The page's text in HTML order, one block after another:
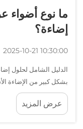
ما نوع أضواء
إضاءة؟
2025-10-21 10:30:00
الدليل الشامل لحلول
بشكل كبير من الإضاءة
والأناقة. سواء كنت تسير
عرض المزيد